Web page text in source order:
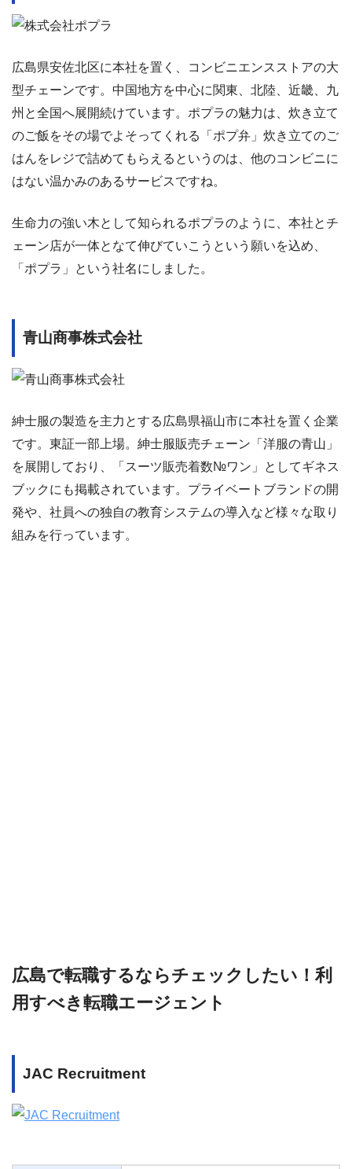
広島県安佐北区に本社を置く、コンビニエンスストアの大
型チェーンです。中国地方を中心に関東、北陸、近畿、九
州と全国へ展開続けています。ポプラの魅力は、炊き立て
のご飯をその場でよそってくれる「ポプ弁」炊き立てのご
はんをレジで詰めてもらえるというのは、他のコンビニに
はない温かみのあるサービスですね。
生命力の強い木として知られるポプラのように、本社とチ
ェーン店が一体となて伸びていこうという願いを込め、
「ポプラ」という社名にしました。
青山商事株式会社
紳士服の製造を主力とする広島県福山市に本社を置く企業
です。東証一部上場。紳士服販売チェーン「洋服の青山」
を展開しており、「スーツ販売着数№ワン」としてギネス
ブックにも掲載されています。プライベートブランドの開
発や、社員への独自の教育システムの導入など様々な取り
組みを行っています。
広島で転職するならチェックしたい！利
用すべき転職エージェント
JAC Recruitment